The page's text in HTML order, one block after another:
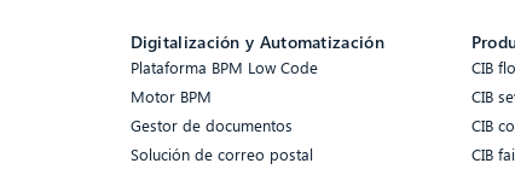
Digitalización y Automatización
Plataforma BPM Low Code
Motor BPM
Gestor de documentos
Solución de correo postal
CIB
CIB
CIB
CIB